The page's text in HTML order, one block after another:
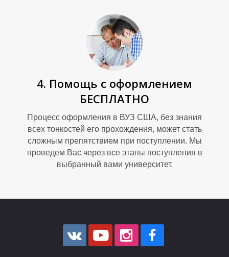
О
4. Помощь с оформлением
БЕСПЛАТНО
Процесс оформления в ВУЗ США, без знания
всех тонкостей его прохождения, может стать
сложным препятствием при поступлении. Мы
проведем Вас через все этапы поступления в
выбранный вами университет.